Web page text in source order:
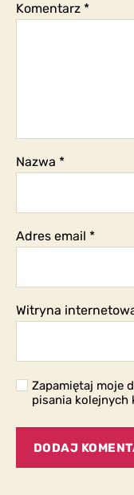
Komentarz *
Nazwa *
Adres email *
Witryna
Zapamiętaj moje
pisania kolejnych